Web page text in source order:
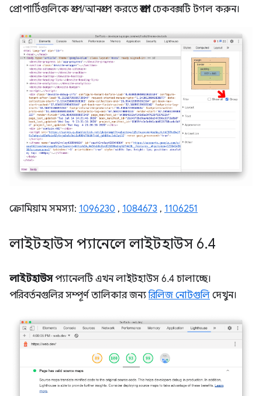
প্রোপার্টিগুলিকে গ্রুপ/আনগ্রুপ করতেগ্রুপচেকবক্সটি টগল করুন।
ক্রোমিয়াম সমস্যা: 1096230 , 1084673 , 1106251
লাইটহাউস প্যানেলে লাইটহাউস 6.4
লাইটহাউসপ্যানেলটি এখন লাইটহাউস 6.4 চালাচ্ছে।
পরিবর্তনগুলির সম্পূর্ণ তালিকার জন্যরিলিজ নোটগুলি দেখুন।